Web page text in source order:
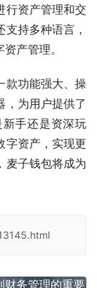
行资产管理和交
持多种语言，
产管理。
款功能强大、操
，为用户提供了
手还是资深玩
字资产，实现更
麦子钱包将成为
财务管理的重要